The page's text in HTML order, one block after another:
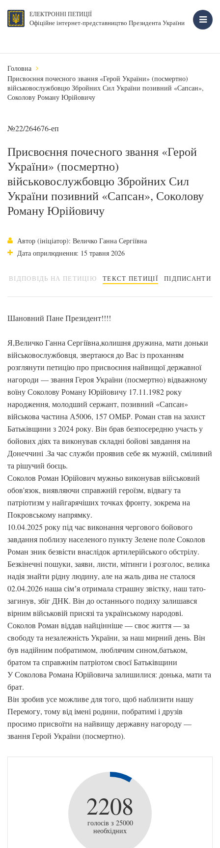
ЕЛЕКТРОННІ ПЕТИЦІЇ
Офіційне інтернет-представництво Президента України
Головна
Присвоєння почесного звання «Герой України» (посмертно)
військовослужбовцю Збройних Сил України позивний «Сапсан»,
Соколову Роману Юрійовичу
№22/264676-еп
Присвоєння почесного звання «Герой
України» (посмертно)
військовослужбовцю Збройних Сил
України позивний «Сапсан», Соколову
Роману Юрійовичу
Автор (ініціатор): Величко Ганна Сергіївна
Дата оприлюднення: 15 травня 2026
ВІДПОВІДЬ НА ПЕТИЦІЮ ТЕКСТ ПЕТИЦІЇ ПІДПИСАНТИ
Шановний Пане Президент!!!!
Я,Величко Ганна Сергіївна,колишня дружина, мати доньки
військовослужбовця, звертаюся до Вас із проханням
розглянути петицію про присвоєння найвищої державної
нагороди — звання Героя України (посмертно) відважному
воїну Соколову Роману Юрійовичу 17.11.1982 року
народження, молодший сержант, позивний «Сапсан»
військова частина А5006, 157 ОМБР. Роман став на захист
Батьківщини з 2024 року. Він брав безпосередню участь у
бойових діях та виконував складні бойові завдання на
Донеччині .За час служби проявив себе як мужній, сміливий
та рішучий боєць.
Соколов Роман Юрійович мужньо виконував військовий
обов'язок, виявляючи справжній героїзм, відвагу та
патріотизм у найгарячіших точках фронту, зокрема на
Покровському напрямку.
10.04.2025 року під час виконання чергового бойового
завдання поблизу населеного пункту Зелене поле Соколов
Роман зник безвісти внаслідок артилерійського обстрілу.
Безкінечні пошуки, заяви, листи, мітинги і розголос, велика
надія знайти рідну людину, але на жаль дива не сталося
02.04.2026 наша сімʼя отримала страшну звістку, наш тато-
загинув, збіг ДНК. Він до останнього подиху залишався
вірним військовій присязі та українському народові.
Соколов Роман віддав найцінніше — своє життя — за
свободу та незалежність України, за наш мирний день. Він
був надійним побратимом, люблячим сином,батьком,
братом та справжнім патріотом своєї Батьківщини
У Соколова Романа Юрійовича залишилися: донька, мати та
брат.
Він зробив усе можливе для того, щоб наблизити нашу
Перемогу, тому від імені родини, побратимі і друзів
просимо присвоїти на найвищу державну нагороду —
звання Герой України (посмертно).
2208
голосів з 25000
необхідних